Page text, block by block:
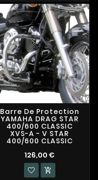
Barre De Protection
YAMAHA DRAG STAR
400/600 CLASSIC
XVS-A - V STAR
400/600 CLASSIC
126,00 €
